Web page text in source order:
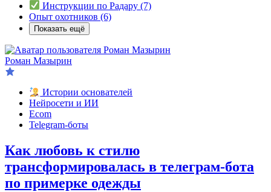
Инструкции по Радару(7)
Опыт охотников (6)
Показать ещё
Роман Мазырин
Истории основателей
Нейросети и ИИ
Ecom
Telegram-боты
Как любовь к стилю
трансформировалась в телеграм-бота
по примерке одежды